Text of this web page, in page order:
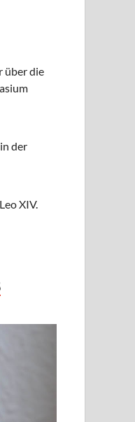
über die
der
XIV.